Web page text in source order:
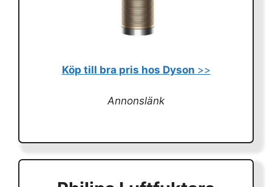
Köp till bra pris hos Dyson >>
Annonslänk